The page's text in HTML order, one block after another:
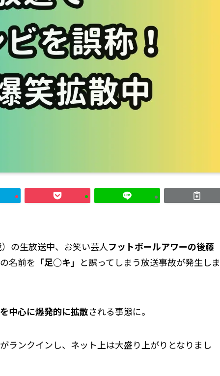
の生放送中、お笑い芸人フットボールアワーの後藤
名前を 「足○キ」 と誤ってしまう放送事故が発生しま
中心に爆発的に拡散される事態に。
ランクインし、ネット上は大盛り上がりとなりまし